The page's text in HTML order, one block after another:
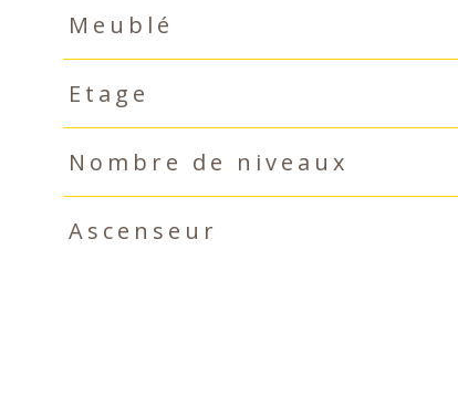
Meublé
Etage
Nombre de niveaux
Ascenseur